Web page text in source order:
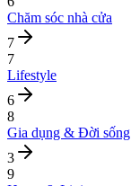
Chăm sóc nhà cửa
7
7
Lifestyle
6
8
Gia dụng & Đời sống
3
9